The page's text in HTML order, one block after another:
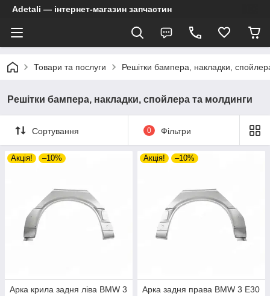
Adetali — інтернет-магазин запчастин
Товари та послуги Решітки бампера, накладки,
Решітки бампера, накладки, спойлера та молдинги
Сортування 0 Фільтри
Акція! –10%
Арка крила задня ліва BMW 3
Акція! –10%
Арка задня права BMW 3 E30